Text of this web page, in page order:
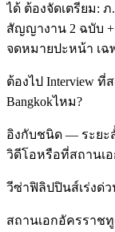
ได้ ต้องจัดเตรียม: ภ
สัญญางาน 2 ฉบับ +
จดหมายปะหน้า เ
ต้องไป Interview ที่
Bangkokไหม?
อิงกับชนิด — ระยะ
วิดีโอหรือที่สถานเ
วีซ่าฟิลิปปินส์เร่งด่
สถานเอกอัครราชทู